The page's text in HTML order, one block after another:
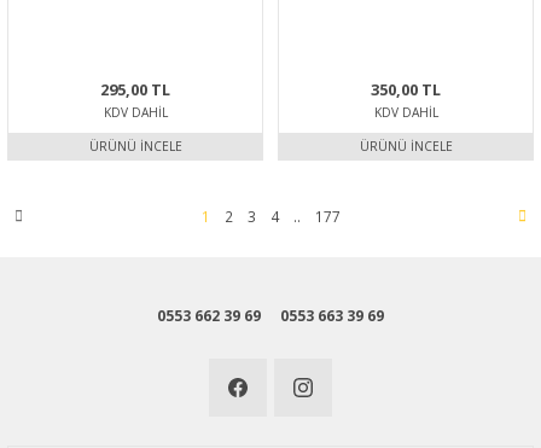
295,00 TL
KDV DAHIL
ÜRÜNÜ İNCELE
350,00 TL
KDV DAHIL
ÜRÜNÜ İNCELE
1 2 3 4 .. 177
0553 662 39 69 0553 663 39 69